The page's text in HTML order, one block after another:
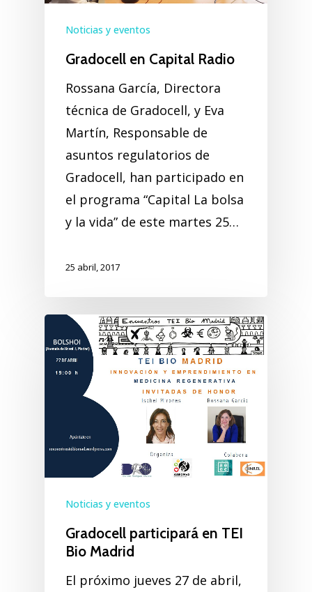
Noticias y eventos
Gradocell en Capital Radio
Rossana García, Directora
técnica de Gradocell, y Eva
Martín, Responsable de
asuntos regulatorios de
Gradocell, han participado en
el programa “Capital La bolsa
y la vida” de este martes 25…
25 abril, 2017
Noticias y eventos
Gradocell participará en TEI
Bio Madrid
El próximo jueves 27 de abril,